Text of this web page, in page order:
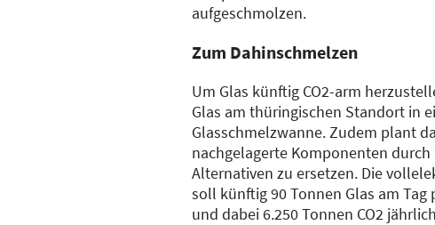
aufgeschmolzen.
Zum Dahinschmelzen
Um Glas künftig CO2-arm
Glas am thüringischen Standort in
Glasschmelzwanne. Zudem plant
nachgelagerte Komponenten
Alternativen zu ersetzen. Die
soll künftig 90 Tonnen Glas am
und dabei 6.250 Tonnen CO2